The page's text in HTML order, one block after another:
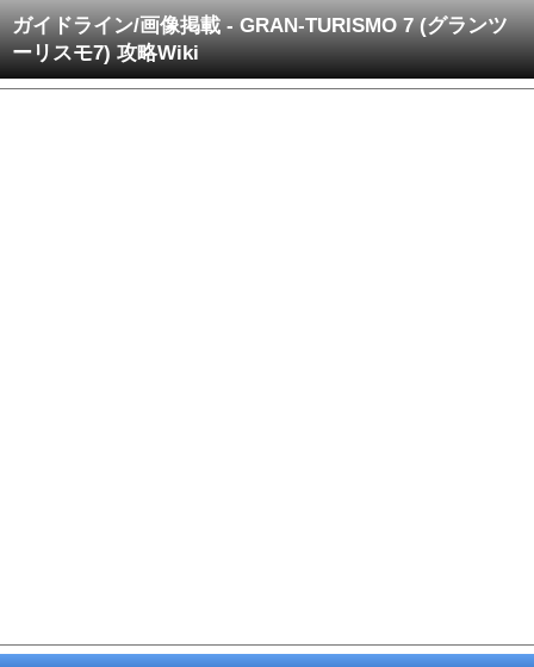
ガイドライン/画像掲載 - GRAN-TURISMO 7 (グランツ
ーリスモ7) 攻略Wiki